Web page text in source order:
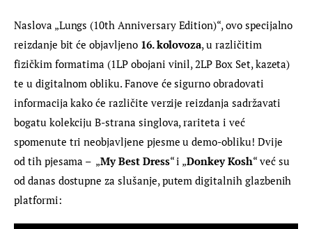
Naslova „Lungs (10th Anniversary Edition)“, ovo specijalno
reizdanje bit će objavljeno 16. kolovoza, u različitim
fizičkim formatima (1LP obojani vinil, 2LP Box Set, kazeta)
te u digitalnom obliku. Fanove će sigurno obradovati
informacija kako će različite verzije reizdanja sadržavati
bogatu kolekciju B-strana singlova, rariteta i već
spomenute tri neobjavljene pjesme u demo-obliku! Dvije
od tih pjesama –  „My Best Dress“ i „Donkey Kosh“ već su
od danas dostupne za slušanje, putem digitalnih glazbenih
platformi: